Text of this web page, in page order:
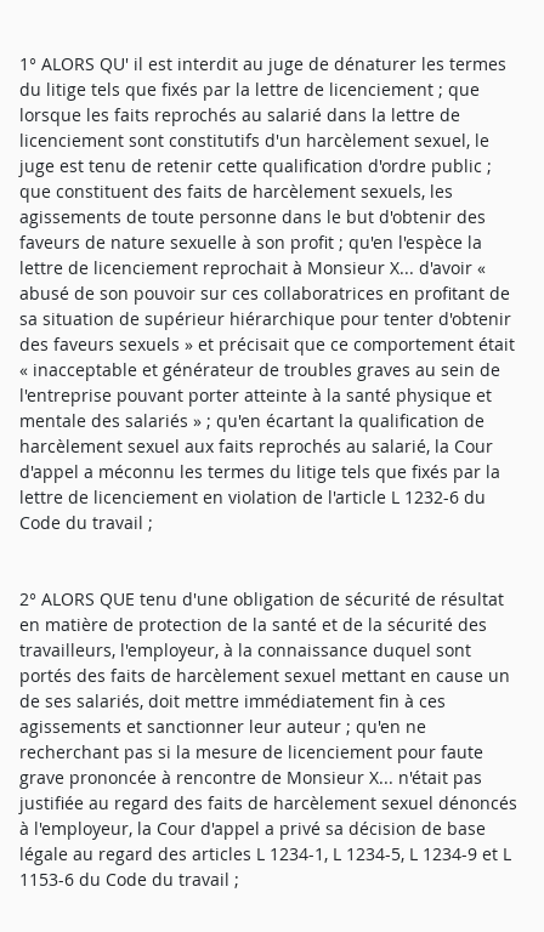
1° ALORS QU' il est interdit au juge de dénaturer les termes
du litige tels que fixés par la lettre de licenciement ; que
lorsque les faits reprochés au salarié dans la lettre de
licenciement sont constitutifs d'un harcèlement sexuel, le
juge est tenu de retenir cette qualification d'ordre public ;
que constituent des faits de harcèlement sexuels, les
agissements de toute personne dans le but d'obtenir des
faveurs de nature sexuelle à son profit ; qu'en l'espèce la
lettre de licenciement reprochait à Monsieur X... d'avoir «
abusé de son pouvoir sur ces collaboratrices en profitant de
sa situation de supérieur hiérarchique pour tenter d'obtenir
des faveurs sexuels » et précisait que ce comportement était
« inacceptable et générateur de troubles graves au sein de
l'entreprise pouvant porter atteinte à la santé physique et
mentale des salariés » ; qu'en écartant la qualification de
harcèlement sexuel aux faits reprochés au salarié, la Cour
d'appel a méconnu les termes du litige tels que fixés par la
lettre de licenciement en violation de l'article L 1232-6 du
Code du travail ;
2° ALORS QUE tenu d'une obligation de sécurité de résultat
en matière de protection de la santé et de la sécurité des
travailleurs, l'employeur, à la connaissance duquel sont
portés des faits de harcèlement sexuel mettant en cause un
de ses salariés, doit mettre immédiatement fin à ces
agissements et sanctionner leur auteur ; qu'en ne
recherchant pas si la mesure de licenciement pour faute
grave prononcée à rencontre de Monsieur X... n'était pas
justifiée au regard des faits de harcèlement sexuel dénoncés
à l'employeur, la Cour d'appel a privé sa décision de base
légale au regard des articles L 1234-1, L 1234-5, L 1234-9 et L
1153-6 du Code du travail ;